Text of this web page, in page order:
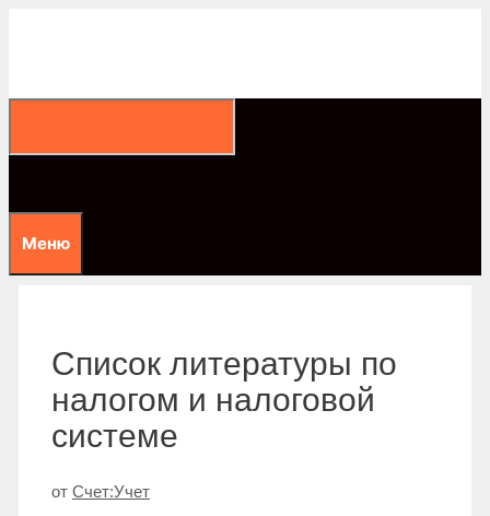
Меню
Список литературы по
налогом и налоговой
системе
от Счет:Учет